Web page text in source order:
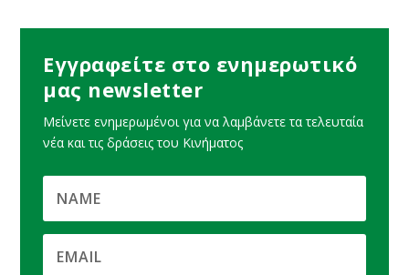
Εγγραφείτε στο ενημερωτικό
μας newsletter
Μείνετε ενημερωμένοι για να λαμβάνετε τα τελευταία
νέα και τις δράσεις του Κινήματος